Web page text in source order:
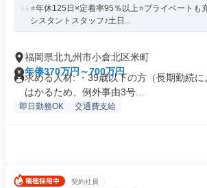
⭐年休125日×定着率95％以上⭐プライベートも
シスタントスタッフ♪土日...
福岡県北九州市小倉北区米町
年俸370万円～700万円
求める人材: ・39歳以下の方（長期勤続
はかるため、例外事由3号...
即日勤務OK 交通費支給
契約社員